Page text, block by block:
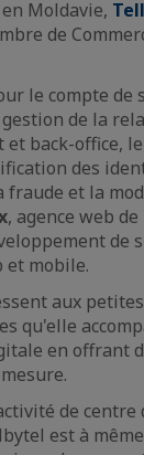
Moldavie,
de
le compte de
de la
et back-office,
des
fraude et la
, agence web
de
et mobile.
aux
qu'elle
en offrant
de centre
est à